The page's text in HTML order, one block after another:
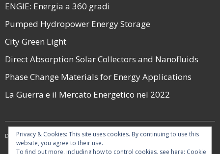
ENGIE: Energia a 360 gradi
Pumped Hydropower Energy Storage
City Green Light
Direct Absorption Solar Collectors and Nanofluids
Phase Change Materials for Energy Applications
La Guerra e il Mercato Energetico nel 2022
Developed by Think Up Themes Ltd. Powered byWordPress.
Privacy & Cookies: This site uses cookies. By continuing to use this
website, you agree to their use.
To find out more, including how to control cookies, see here: Cookie